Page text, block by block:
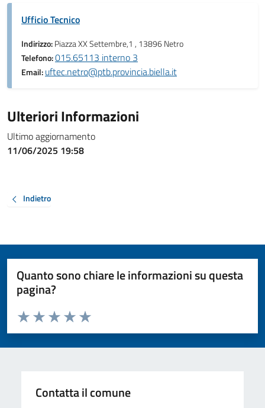
Ufficio Tecnico
Indirizzo:Piazza XX Settembre,1 , 13896 Netro
Telefono:015.65113 interno 3
Email:uftec.netro@ptb.provincia.biella.it
Ulteriori Informazioni
Ultimo aggiornamento
11/06/2025 19:58
Indietro
Quanto sono chiare le informazioni su questa
pagina?
Valuta da 1 a 5 stelle la pagina
Valuta 5 stelle su 5
Valuta 4 stelle su 5
Valuta 3 stelle su 5
Valuta 2 stelle su 5
Valuta 1 stelle su 5
Contatta il comune